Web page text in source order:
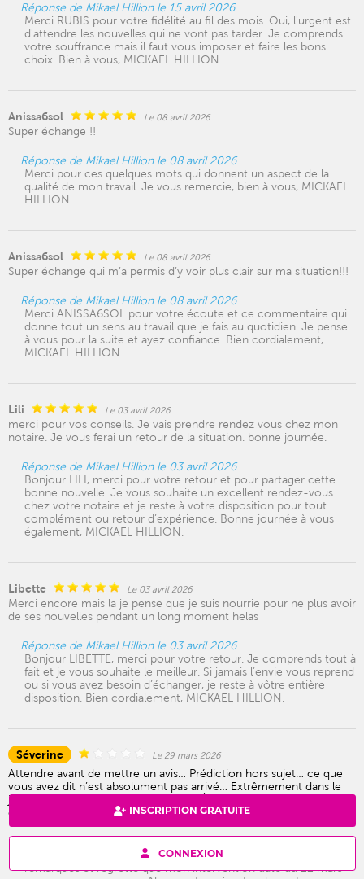
INSCRIPTION GRATUITE
CONNEXION
Réponse de Mikael Hillion le 15 avril 2026
Merci RUBIS pour votre fidélité au fil des mois. Oui, l'urgent est
d'attendre les nouvelles qui ne vont pas tarder. Je comprends
votre souffrance mais il faut vous imposer et faire les bons
choix. Bien à vous, MICKAEL HILLION.
Anissa6sol Le 08 avril 2026
Super échange !!
Réponse de Mikael Hillion le 08 avril 2026
Merci pour ces quelques mots qui donnent un aspect de la
qualité de mon travail. Je vous remercie, bien à vous, MICKAEL
HILLION.
Anissa6sol Le 08 avril 2026
Super échange qui m’a permis d’y voir plus clair sur ma situation!!!
Réponse de Mikael Hillion le 08 avril 2026
Merci ANISSA6SOL pour votre écoute et ce commentaire qui
donne tout un sens au travail que je fais au quotidien. Je pense
à vous pour la suite et ayez confiance. Bien cordialement,
MICKAEL HILLION.
Lili Le 03 avril 2026
merci pour vos conseils. Je vais prendre rendez vous chez mon
notaire. Je vous ferai un retour de la situation. bonne journée.
Réponse de Mikael Hillion le 03 avril 2026
Bonjour LILI, merci pour votre retour et pour partager cette
bonne nouvelle. Je vous souhaite un excellent rendez-vous
chez votre notaire et je reste à votre disposition pour tout
complément ou retour d’expérience. Bonne journée à vous
également, MICKAEL HILLION.
Libette Le 03 avril 2026
Merci encore mais la je pense que je suis nourrie pour ne plus avoir
de ses nouvelles pendant un long moment helas
Réponse de Mikael Hillion le 03 avril 2026
Bonjour LIBETTE, merci pour votre retour. Je comprends tout à
fait et je vous souhaite le meilleur. Si jamais l’envie vous reprend
ou si vous avez besoin d’échanger, je reste à vôtre entière
disposition. Bien cordialement, MICKAEL HILLION.
Séverine Le 29 mars 2026
Attendre avant de mettre un avis… Prédiction hors sujet… ce que
vous avez dit n’est absolument pas arrivé… Extrêmement dans le
jugement et la persuasion de savoir.., À côté de la plaque me
concernant… bref…
Merci pour votre retour, Séverine. Je prends bonne note de vos
remarques et regrette que mon intervention daté du 22 mars